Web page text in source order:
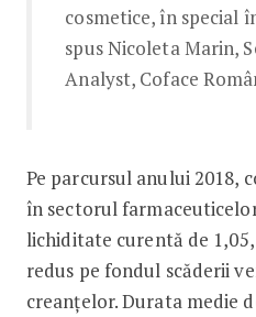
cosmetice, în special
spus Nicoleta Marin,
Analyst, Coface
Pe parcursul anului 2018,
în sectorul
lichiditate curentă de
redus pe fondul scăderii
creanțelor. Durata medie